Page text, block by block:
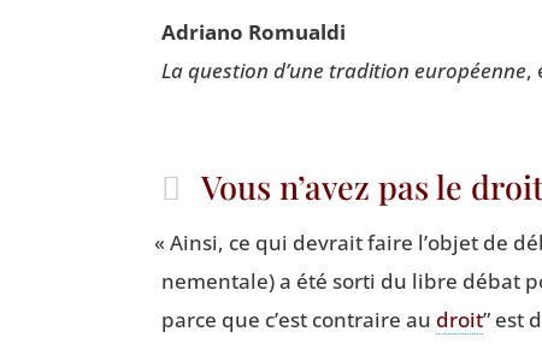
Adria­no Romualdi
La ques­tion d’une tra­di­tion euro­péenne,
Vous n’avez pas le
« Ain­si, ce qui devrait faire l’objet de
ne­men­tale) a été sor­ti du libre débat
parce que c’est contraire au droit” est